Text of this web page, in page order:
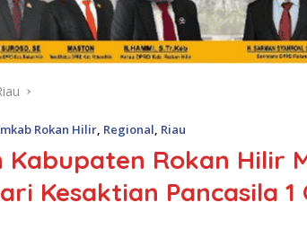
Rokan Hilir, Regional, Riau
Kabupaten Rokan Hilir
Kesaktian Pancasila